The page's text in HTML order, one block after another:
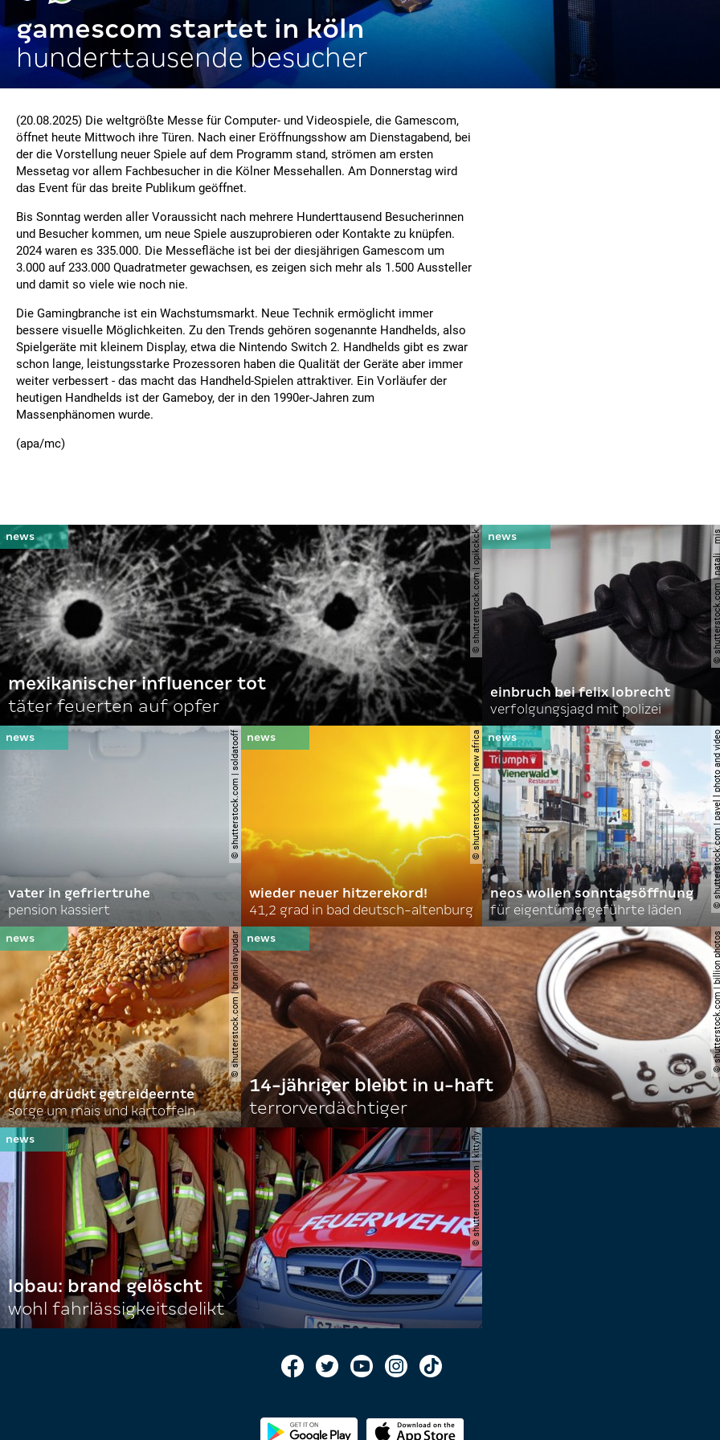
gamescom startet in köln
hunderttausende besucher
(20.08.2025) Die weltgrößte Messe für Computer- und Videospiele, die Gamescom,
öffnet heute Mittwoch ihre Türen. Nach einer Eröffnungsshow am Dienstagabend, bei
der die Vorstellung neuer Spiele auf dem Programm stand, strömen am ersten
Messetag vor allem Fachbesucher in die Kölner Messehallen. Am Donnerstag wird
das Event für das breite Publikum geöffnet.
Bis Sonntag werden aller Voraussicht nach mehrere Hunderttausend Besucherinnen
und Besucher kommen, um neue Spiele auszuprobieren oder Kontakte zu knüpfen.
2024 waren es 335.000. Die Messefläche ist bei der diesjährigen Gamescom um
3.000 auf 233.000 Quadratmeter gewachsen, es zeigen sich mehr als 1.500 Aussteller
und damit so viele wie noch nie.
Die Gamingbranche ist ein Wachstumsmarkt. Neue Technik ermöglicht immer
bessere visuelle Möglichkeiten. Zu den Trends gehören sogenannte Handhelds, also
Spielgeräte mit kleinem Display, etwa die Nintendo Switch 2. Handhelds gibt es zwar
schon lange, leistungsstarke Prozessoren haben die Qualität der Geräte aber immer
weiter verbessert - das macht das Handheld-Spielen attraktiver. Ein Vorläufer der
heutigen Handhelds ist der Gameboy, der in den 1990er-Jahren zum
Massenphänomen wurde.
(apa/mc)
© shutterstock.com | opikckck
mexikanischer influencer tot
täter feuerten auf opfer
©
einbruch bei felix lobrecht
verfolgungsjagd mit polizei
© shutterstock.com | soldatooff
vater in gefriertruhe
pension kassiert
© shutterstock.com | new africa
wieder neuer hitzerekord!
41,2 grad in bad deutsch-altenburg
©
neos wollen sonntagsöffnung
für eigentümergeführte läden
© shutterstock.com | branislavpudar
dürre drückt getreideernte
sorge um mais und kartoffeln
©
14-jähriger bleibt in u-haft
terrorverdächtiger
© shutterstock.com | kittyfly
lobau: brand gelöscht
wohl fahrlässigkeitsdelikt